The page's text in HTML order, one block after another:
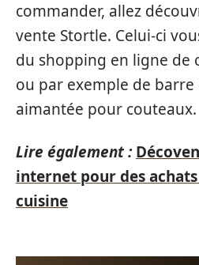
commander, allez
vente Stortle. Celui-ci
du shopping en ligne de
ou par exemple de
aimantée pour couteaux.
Lire également :
internet pour des
cuisine